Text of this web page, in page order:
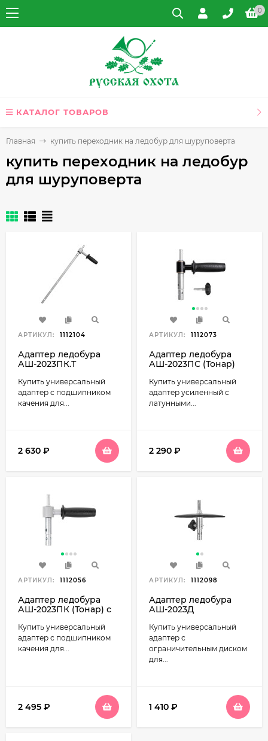
0
КАТАЛОГ ТОВАРОВ
Главная купить переходник на ледобур для шуруповерта
купить переходник на ледобур
для шуруповерта
АРТИКУЛ: 1112104
Адаптер ледобура
АШ-2023ПК.Т
подшипником
качения (Тонар)
Купить универсальный
адаптер с подшипником
качения для...
2 630 ₽
АРТИКУЛ: 1112073
Адаптер ледобура
АШ-2023ПС (Тонар)
латунными втулками
Купить универсальный
адаптер усиленный с
латунными...
2 290 ₽
АРТИКУЛ: 1112056
Адаптер ледобура
АШ-2023ПК (Тонар) с
качения
Купить универсальный
адаптер с подшипником
качения для...
2 495 ₽
АРТИКУЛ: 1112098
Адаптер ледобура
АШ-2023Д
ограничительным
диском (Тонар)
Купить универсальный
адаптер с
ограничительным диском
для...
1 410 ₽